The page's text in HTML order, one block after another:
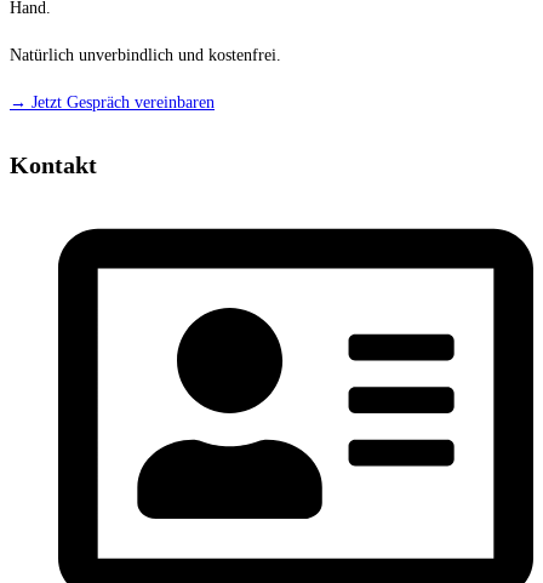
Hand.
Natürlich unverbindlich und kostenfrei.
→ Jetzt Gespräch vereinbaren
Kontakt